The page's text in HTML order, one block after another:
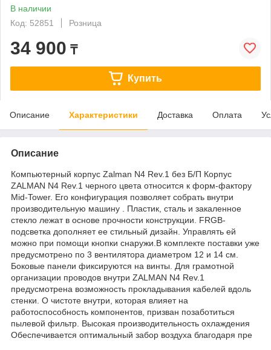
В наличии
Код: 52851
Розница
34 900 ₸
Купить
Описание Характеристики Доставка Оплата
Описание
Компьютерный корпус Zalman N4 Rev.1 без Б/П Корпус
ZALMAN N4 Rev.1 черного цвета относится к форм-фактору
Mid-Tower. Его конфигурация позволяет собрать внутри
производительную машину . Пластик, сталь и закаленное
стекло лежат в основе прочности конструкции. FRGB-
подсветка дополняет ее стильный дизайн. Управлять ей
можно при помощи кнопки снаружи.В комплекте поставки уже
предусмотрено по 3 вентилятора диаметром 12 и 14 см.
Боковые панели фиксируются на винты. Для грамотной
организации проводов внутри ZALMAN N4 Rev.1
предусмотрена возможность прокладывания кабелей вдоль
стенки. О чистоте внутри, которая влияет на
работоспособность компонентов, призван позаботиться
пылевой фильтр. Высокая производительность охлаждения
Обеспечивается оптимальный забор воздуха благодаря пре